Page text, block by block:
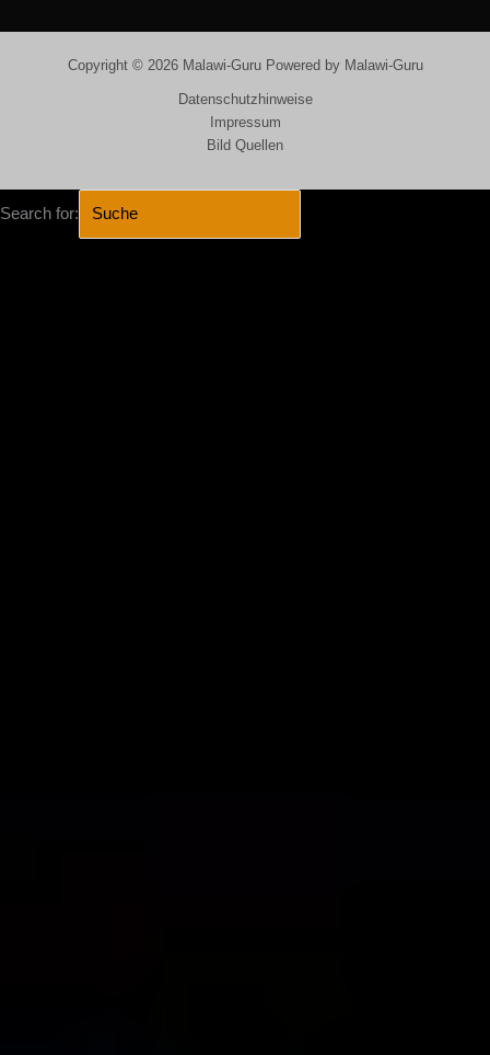
Copyright © 2026 Malawi-Guru Powered by Malawi-Guru
Datenschutzhinweise
Impressum
Bild Quellen
Search for: